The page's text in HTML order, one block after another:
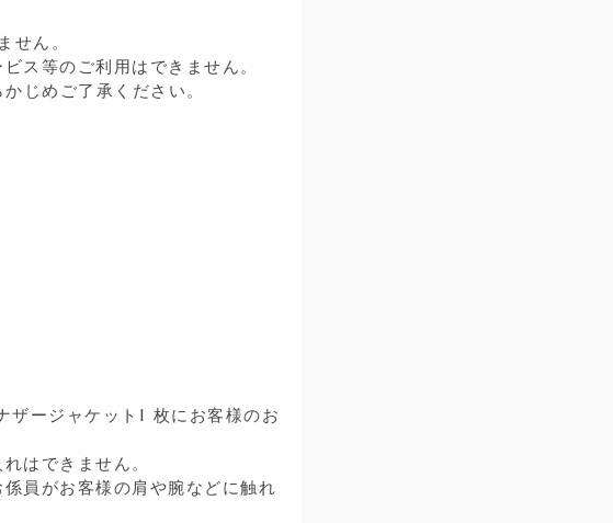
ん。
ス等のご利用はできません。
じめご了承ください。
ージャケット1 枚にお客様のお
はできません。
員がお客様の肩や腕などに触れ